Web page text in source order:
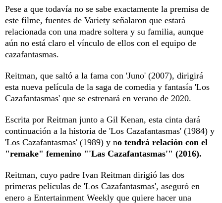
Pese a que todavía no se sabe exactamente la premisa de
este filme, fuentes de Variety señalaron que estará
relacionada con una madre soltera y su familia, aunque
aún no está claro el vínculo de ellos con el equipo de
cazafantasmas.
Reitman, que saltó a la fama con 'Juno' (2007), dirigirá
esta nueva película de la saga de comedia y fantasía 'Los
Cazafantasmas' que se estrenará en verano de 2020.
Escrita por Reitman junto a Gil Kenan, esta cinta dará
continuación a la historia de 'Los Cazafantasmas' (1984) y
'Los Cazafantasmas' (1989) y no tendrá relación con el
"remake" femenino "'Las Cazafantasmas'" (2016).
Reitman, cuyo padre Ivan Reitman dirigió las dos
primeras películas de 'Los Cazafantasmas', aseguró en
enero a Entertainment Weekly que quiere hacer una